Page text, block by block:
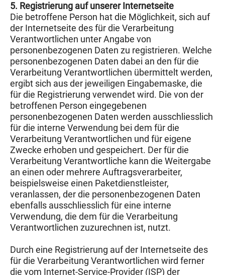
5. Registrierung auf unserer Internetseite
Die betroffene Person hat die Möglichkeit, sich auf
der Internetseite des für die Verarbeitung
Verantwortlichen unter Angabe von
personenbezogenen Daten zu registrieren. Welche
personenbezogenen Daten dabei an den für die
Verarbeitung Verantwortlichen übermittelt werden,
ergibt sich aus der jeweiligen Eingabemaske, die
für die Registrierung verwendet wird. Die von der
betroffenen Person eingegebenen
personenbezogenen Daten werden ausschliesslich
für die interne Verwendung bei dem für die
Verarbeitung Verantwortlichen und für eigene
Zwecke erhoben und gespeichert. Der für die
Verarbeitung Verantwortliche kann die Weitergabe
an einen oder mehrere Auftragsverarbeiter,
beispielsweise einen Paketdienstleister,
veranlassen, der die personenbezogenen Daten
ebenfalls ausschliesslich für eine interne
Verwendung, die dem für die Verarbeitung
Verantwortlichen zuzurechnen ist, nutzt.
Durch eine Registrierung auf der Internetseite des
für die Verarbeitung Verantwortlichen wird ferner
die vom Internet-Service-Provider (ISP) der